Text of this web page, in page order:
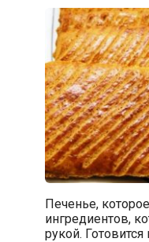
Печенье,
ингредиентов,
рукой. Готовится